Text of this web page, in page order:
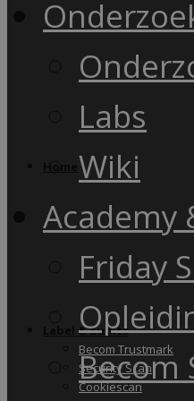
Label & audits
Becom Trustmark
Security Scan
Cookiescan
Labs
Wiki
Academy
Friday
Becom